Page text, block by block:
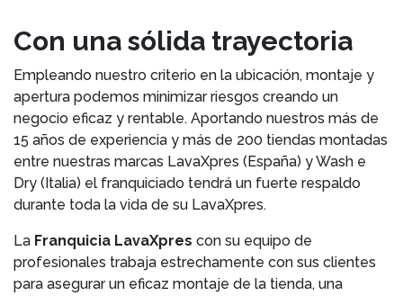
Con una sólida trayectoria
Empleando nuestro criterio en la ubicación, montaje y
apertura podemos minimizar riesgos creando un
negocio eficaz y rentable. Aportando nuestros más de
15 años de experiencia y más de 200 tiendas montadas
entre nuestras marcas LavaXpres (España) y Wash e
Dry (Italia) el franquiciado tendrá un fuerte respaldo
durante toda la vida de su LavaXpres.
La Franquicia LavaXpres con su equipo de
profesionales trabaja estrechamente con sus clientes
para asegurar un eficaz montaje de la tienda, una